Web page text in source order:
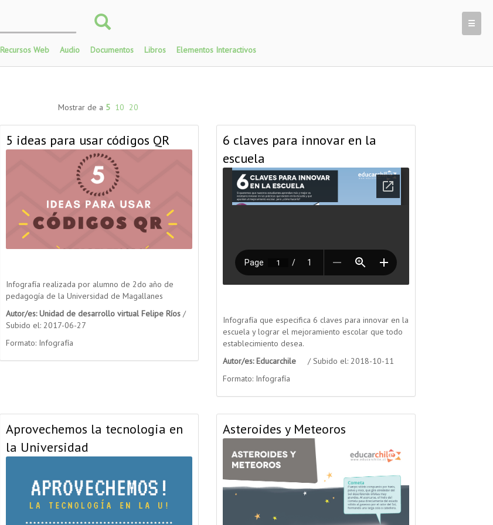
Recursos Web Audio Documentos Libros Elementos Interactivos
☰
Mostrar de a 5 10 20
5 ideas para usar códigos QR
Infografía realizada por alumno de 2do año de
pedagogía de la Universidad de Magallanes
Autor/es: Unidad de desarrollo virtual Felipe Ríos /
Subido el: 2017-06-27
Formato: Infografía
6 claves para innovar en la
escuela
Infografía que especifica 6 claves para innovar en la
escuela y lograr el mejoramiento escolar que todo
establecimiento desea.
Autor/es: Educarchile / Subido el: 2018-10-11
Formato: Infografía
Aprovechemos la tecnologia en
la Universidad
Asteroides y Meteoros